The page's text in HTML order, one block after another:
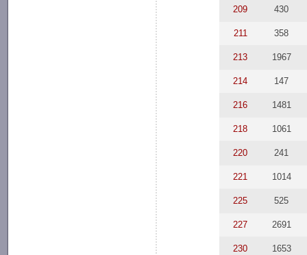
209 430
211 358
213 1967
214 147
216 1481
218 1061
220 241
221 1014
225 525
227 2691
230 1653